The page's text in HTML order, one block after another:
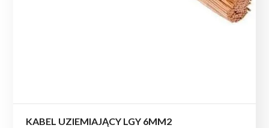
KABEL UZIEMIAJĄCY LGY 6MM2